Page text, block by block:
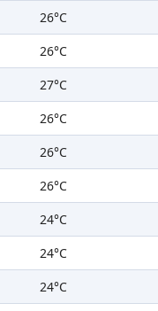
26°C
26°C
27°C
26°C
26°C
26°C
24°C
24°C
24°C